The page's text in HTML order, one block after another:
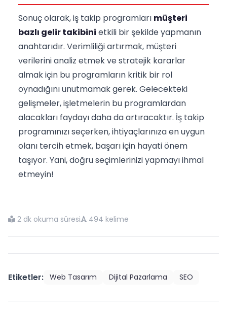
Sonuç olarak, iş takip programları müşteri
bazlı gelir takibini etkili bir şekilde yapmanın
anahtarıdır. Verimliliği artırmak, müşteri
verilerini analiz etmek ve stratejik kararlar
almak için bu programların kritik bir rol
oynadığını unutmamak gerek. Gelecekteki
gelişmeler, işletmelerin bu programlardan
alacakları faydayı daha da artıracaktır. İş takip
programınızı seçerken, ihtiyaçlarınıza en uygun
olanı tercih etmek, başarı için hayati önem
taşıyor. Yani, doğru seçimlerinizi yapmayı ihmal
etmeyin!
2 dk okuma süresi 494 kelime
Etiketler: Web Tasarım Dijital Pazarlama SEO